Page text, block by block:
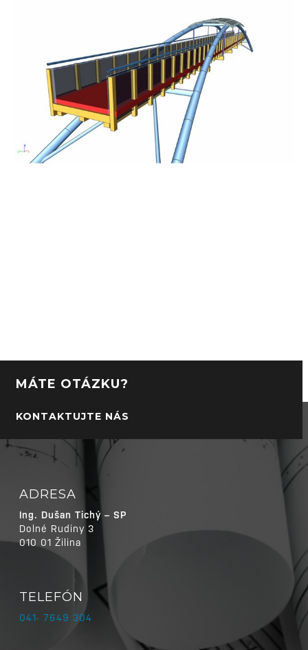
MÁTE OTÁZKU?
KONTAKTUJTE NÁS
ADRESA
Ing. Dušan Tichý – SP
Dolné Rudiny 3
010 01 Žilina
TELEFÓN
041- 7649 304